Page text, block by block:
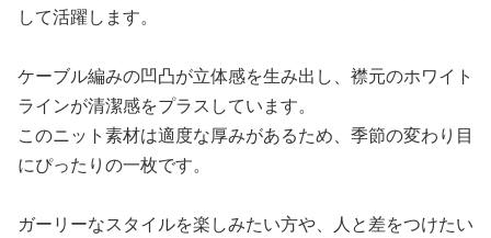
して活躍します。
ケーブル編みの凹凸が立体感を生み出し、襟元のホワイト
ラインが清潔感をプラスしています。
このニット素材は適度な厚みがあるため、季節の変わり目
にぴったりの一枚です。
ガーリーなスタイルを楽しみたい方や、人と差をつけたい